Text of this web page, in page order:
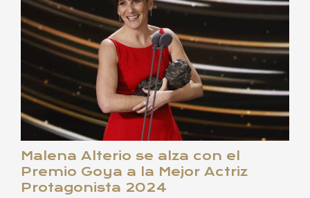
Malena Alterio se alza con el
Premio Goya a la Mejor Actriz
Protagonista 2024